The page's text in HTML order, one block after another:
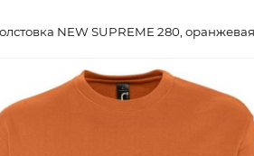
NEW SUPREME 280, оранжевая